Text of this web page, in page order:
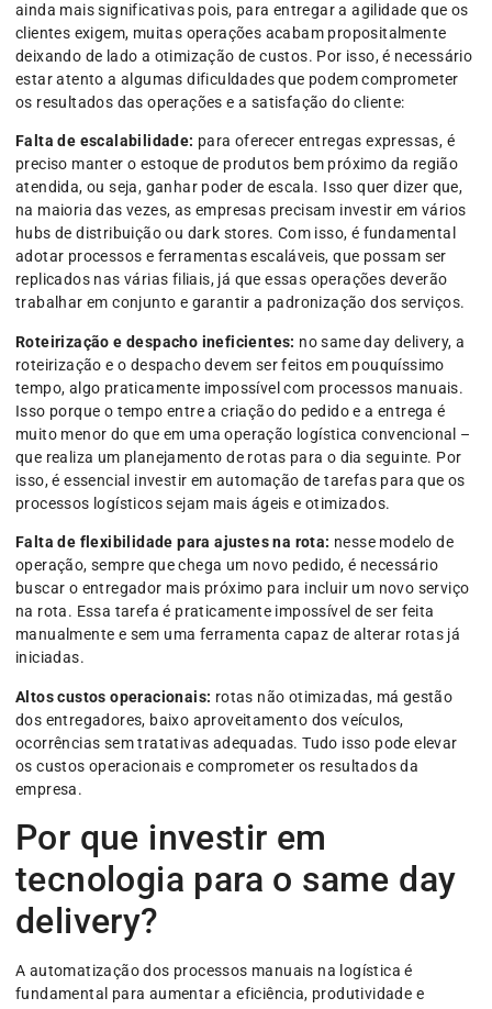
ainda mais significativas pois, para entregar a agilidade que os
clientes exigem, muitas operações acabam propositalmente
deixando de lado a otimização de custos. Por isso, é necessário
estar atento a algumas dificuldades que podem comprometer
os resultados das operações e a satisfação do cliente:
Falta de escalabilidade: para oferecer entregas expressas, é
preciso manter o estoque de produtos bem próximo da região
atendida, ou seja, ganhar poder de escala. Isso quer dizer que,
na maioria das vezes, as empresas precisam investir em vários
hubs de distribuição ou dark stores. Com isso, é fundamental
adotar processos e ferramentas escaláveis, que possam ser
replicados nas várias filiais, já que essas operações deverão
trabalhar em conjunto e garantir a padronização dos serviços.
Roteirização e despacho ineficientes: no same day delivery, a
roteirização e o despacho devem ser feitos em pouquíssimo
tempo, algo praticamente impossível com processos manuais.
Isso porque o tempo entre a criação do pedido e a entrega é
muito menor do que em uma operação logística convencional –
que realiza um planejamento de rotas para o dia seguinte. Por
isso, é essencial investir em automação de tarefas para que os
processos logísticos sejam mais ágeis e otimizados.
Falta de flexibilidade para ajustes na rota: nesse modelo de
operação, sempre que chega um novo pedido, é necessário
buscar o entregador mais próximo para incluir um novo serviço
na rota. Essa tarefa é praticamente impossível de ser feita
manualmente e sem uma ferramenta capaz de alterar rotas já
iniciadas.
Altos custos operacionais: rotas não otimizadas, má gestão
dos entregadores, baixo aproveitamento dos veículos,
ocorrências sem tratativas adequadas. Tudo isso pode elevar
os custos operacionais e comprometer os resultados da
empresa.
Por que investir em
tecnologia para o same day
delivery?
A automatização dos processos manuais na logística é
fundamental para aumentar a eficiência, produtividade e